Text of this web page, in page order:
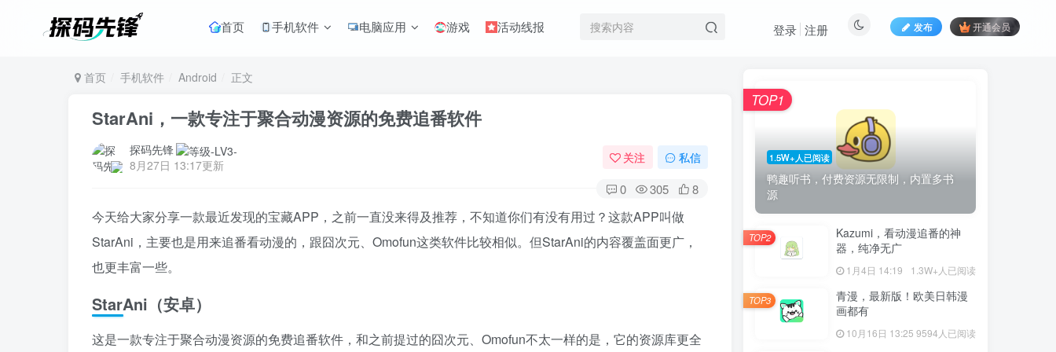
首页 手机软件 电脑应用 游戏 活动线报 发布 开通会员
登录 注册
首页 手机软件 Android 正文
StarAni，一款专注于聚合动漫资源的免费追番软件
探码先锋
8月27日 13:17更新
关注 私信
0 305 8
今天给大家分享一款最近发现的宝藏APP，之前一直没来得及推荐，不知道你们有没有用过？这款APP叫做
StarAni，主要也是用来追番看动漫的，跟囧次元、Omofun这类软件比较相似。但StarAni的内容覆盖面更广，
也更丰富一些。
StarAni（安卓）
这是一款专注于聚合动漫资源的免费追番软件，和之前提过的囧次元、Omofun不太一样的是，它的资源库更全
1.5W+人已阅读
鸭趣听书，付费资源无限制，内置多书
源
TOP1
Kazumi，看动漫追番的神
器，纯净无广
1月4日 14:19 1.3W+人已阅读
TOP2
青漫，最新版！欧美日韩漫
画都有
10月16日 13:25 9594人已阅读
TOP3